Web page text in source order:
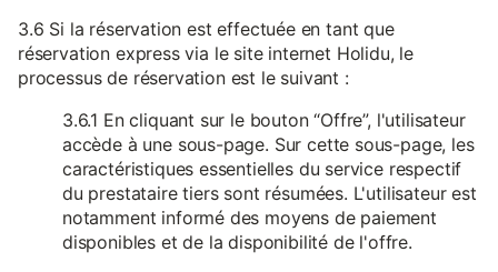
3.6 Si la réservation est effectuée en tant que
réservation express via le site internet Holidu, le
processus de réservation est le suivant :
3.6.1 En cliquant sur le bouton “Offre”, l'utilisateur
accède à une sous-page. Sur cette sous-page, les
caractéristiques essentielles du service respectif
du prestataire tiers sont résumées. L'utilisateur est
notamment informé des moyens de paiement
disponibles et de la disponibilité de l'offre.